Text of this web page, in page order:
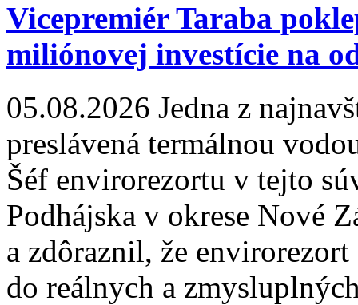
Vicepremiér Taraba
miliónovej investície na
05.08.2026 Jedna z
preslávená termálnou
Šéf envirorezortu v tejto
Podhájska v okrese Nové
a zdôraznil, že
do reálnych a